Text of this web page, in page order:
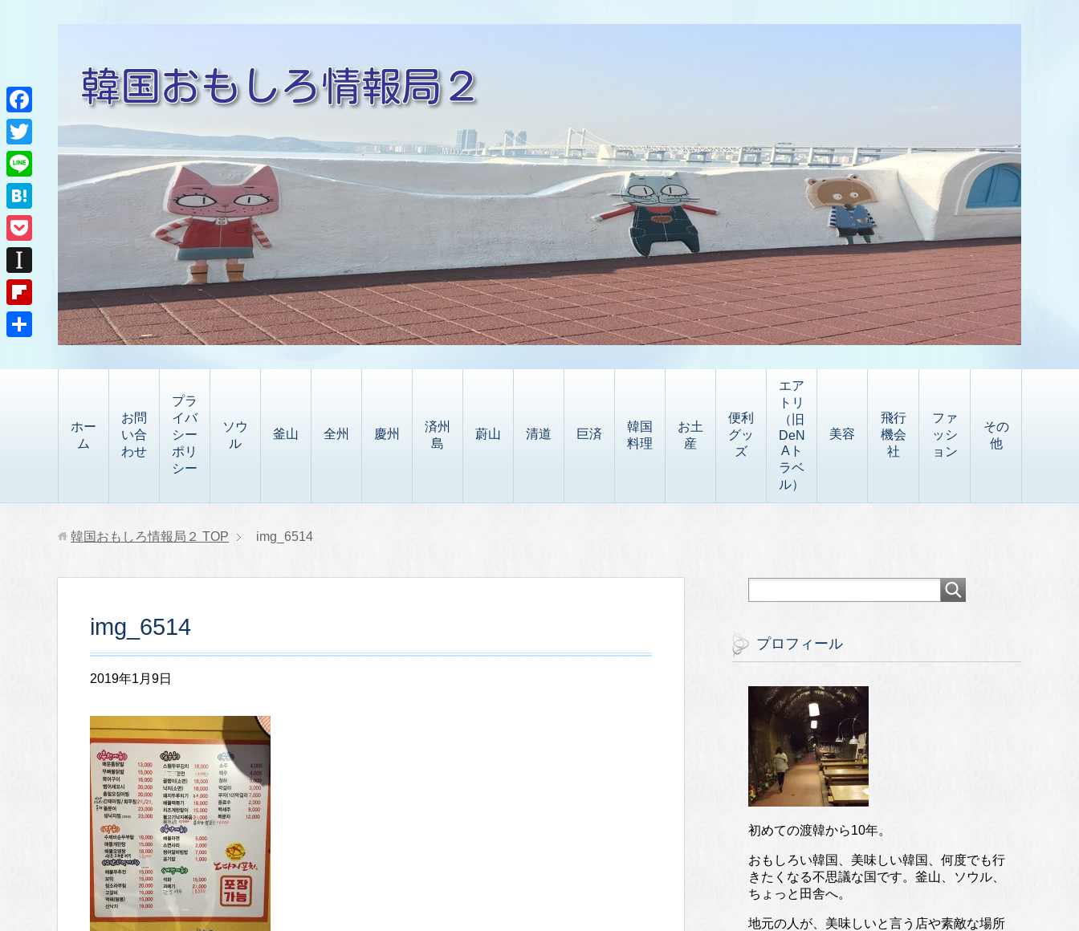
ホー
ム
お問
い合
わせ
プラ
イバ
シー
ポリ
シー
ソウ
ル
釜山 全州 慶州
済州
島
蔚山 清道 巨済
韓国
料理
お土
産
便利
グッ
ズ
エア
トリ
（旧
DeN
Aト
ラベ
ル）
美容
飛行
機会
社
ファ
ッシ
ョン
その
他
韓国おもしろ情報局２ TOP img_6514
img_6514
2019年1月9日
プロフィール
初めての渡韓から10年。
おもしろい韓国、美味しい韓国、何度でも行
きたくなる不思議な国です。釜山、ソウル、
ちょっと田舎へ。
地元の人が、美味しいと言う店や素敵な場所
F
a
c
e
b
o
o
k
T
w
i
e
r
L
i
n
H
a
t
e
n
P
o
c
k
I
n
s
F
i